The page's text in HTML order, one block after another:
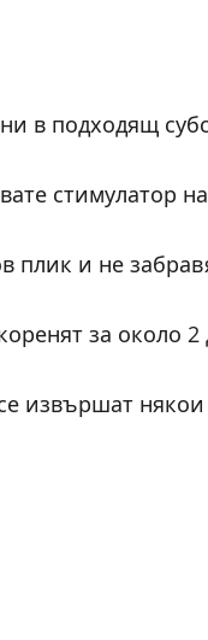
в подходящ
стимулатор
плик и не
за около
извършат